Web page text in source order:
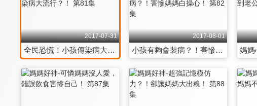
2017-07-31
全民恐慌！小孩傳染病大流行？！ 第81集
2017-08-01
小孩有夠會裝病？！害慘媽媽白操心！ 第82集